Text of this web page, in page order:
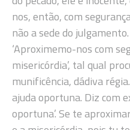
nos, então, com
não a sede do
‘Aproximemo-nos com
misericórdia’, tal qual
munificência, dádiva
ajuda oportuna. Diz com
oportuna’. Se te